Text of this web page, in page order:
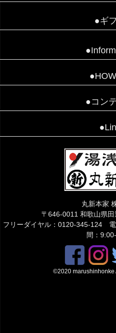
●ギ
●コン
丸新本家
〒646-0011 和歌山県
フリーダイヤル：0120-345-124
間：
©2020 marushinhonke